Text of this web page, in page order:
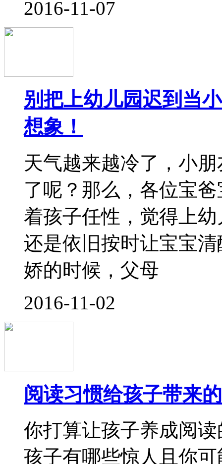
想象！
了呢？那么，各位宝
着孩子任性，觉得上
还是依旧按时让宝宝
娇的时候，父母
2016-11-02
阅读习惯给孩子带来
你打算让孩子养成阅
孩子有哪些惊人且你
是老师，一次闲聊中
2016-11-02
为什么说3岁决定孩子